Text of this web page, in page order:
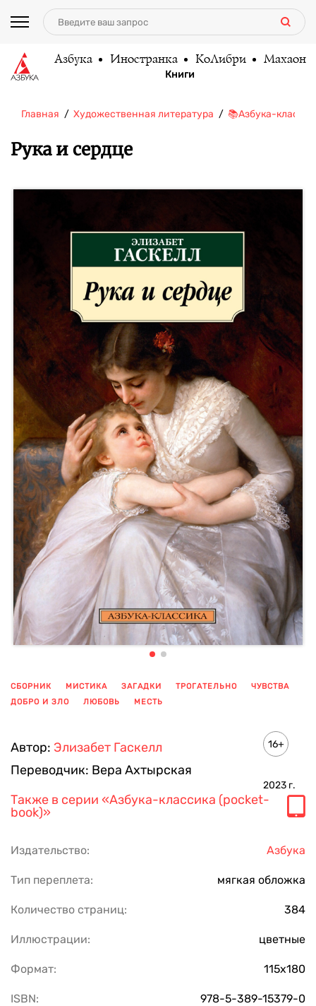
Азбука Иностранка КоЛибри Махаон
Книги
Главная Художественная литература 📚Азбука-
Рука и сердце
СБОРНИК МИСТИКА ЗАГАДКИ ТРОГАТЕЛЬНО
ЧУВСТВА
ДОБРО И ЗЛО
ЛЮБОВЬ МЕСТЬ
Автор: Элизабет Гаскелл
Переводчик: Вера Ахтырская
16+
2023 г.
Также в серии «Азбука-классика (pocket-
book)»
Издательство: Азбука
Тип переплета: мягкая обложка
Количество страниц: 384
Иллюстрации: цветные
Формат: 115х180
ISBN: 978-5-389-15379-0